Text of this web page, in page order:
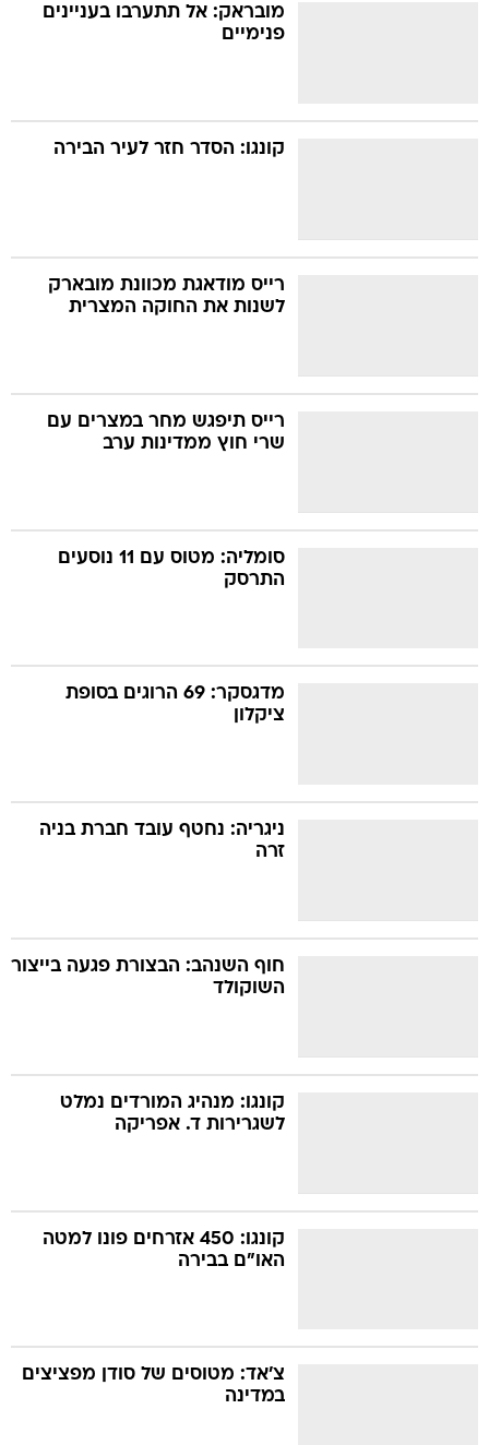
מובראק: אל תתערבו בעניינים
פנימיים
קונגו: הסדר חזר לעיר הבירה
רייס מודאגת מכוונת מובארק
לשנות את החוקה המצרית
רייס תיפגש מחר במצרים עם
שרי חוץ ממדינות ערב
סומליה: מטוס עם 11 נוסעים
התרסק
מדגסקר: 69 הרוגים בסופת
ציקלון
ניגריה: נחטף עובד חברת בניה
זרה
חוף השנהב: הבצורת פגעה בייצור
השוקולד
קונגו: מנהיג המורדים נמלט
לשגרירות ד. אפריקה
קונגו: 450 אזרחים פונו למטה
האו"ם בבירה
צ'אד: מטוסים של סודן מפציצים
במדינה